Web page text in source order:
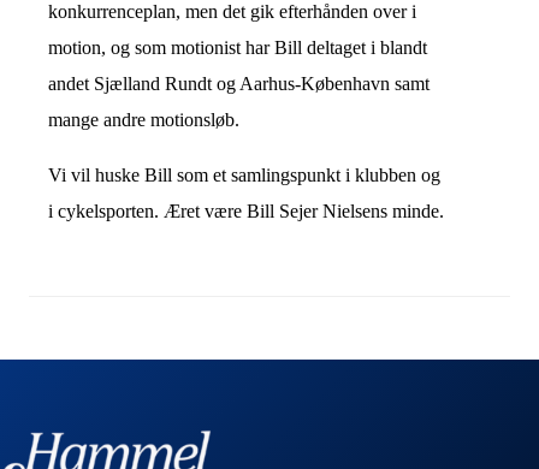
konkurrenceplan, men det gik efterhånden over i
motion, og som motionist har Bill deltaget i blandt
andet Sjælland Rundt og Aarhus-København samt
mange andre motionsløb.
Vi vil huske Bill som et samlingspunkt i klubben og
i cykelsporten. Æret være Bill Sejer Nielsens minde.